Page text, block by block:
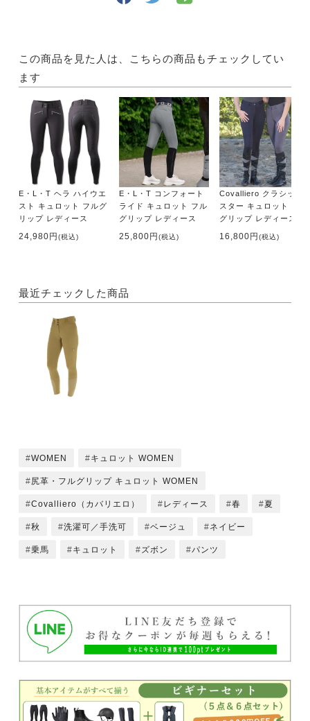
この商品を見た人は、こちらの商品もチェックしてい
ます
E・L・T ヘラ ハイウエ
スト キュロット フルグ
リップ レディース
24,980円(税込)
E・L・T コンフォート
ライド キュロット フル
グリップ レディース
25,800円(税込)
Covalliero クラシック
スター キュロット フル
グリップ レディース
16,800円(税込)
最近チェックした商品
WOMEN キュロット WOMEN
尻革・フルグリップ キュロット WOMEN
Covalliero（カバリエロ） レディース 春 夏
秋 洗濯可／手洗可 ベージュ ネイビー
乗馬 キュロット ズボン パンツ